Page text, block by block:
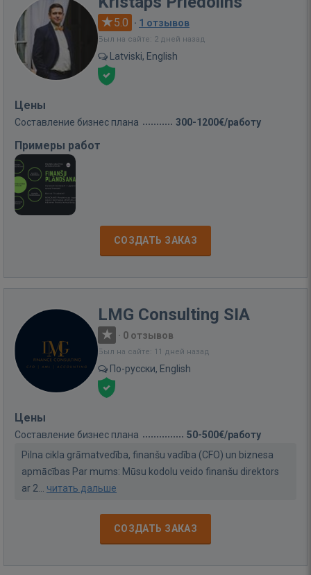
5.0 · 1 отзывов
Был на сайте: 2 дней назад
Latviski, English
Цены
Составление бизнес плана 300-1200€/работу
Примеры работ
СОЗДАТЬ ЗАКАЗ
LMG Consulting SIA
· 0 отзывов
Был на сайте: 11 дней назад
По-русски, English
Цены
Составление бизнес плана
50-500€/работу
Pilna cikla grāmatvedība, finanšu vadība (CFO) un biznesa
apmācības Par mums: Mūsu kodolu veido finanšu direktors
ar 2... читать дальше
СОЗДАТЬ ЗАКАЗ